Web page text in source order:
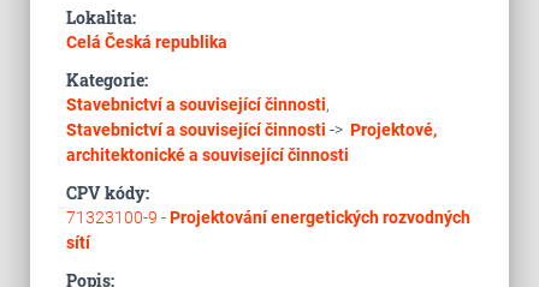
Lokalita:
Celá Česká republika
Kategorie:
Stavebnictví a související činnosti,
Stavebnictví a související činnosti -> Projektové,
architektonické a související činnosti
CPV kódy:
71323100-9 -Projektování energetických rozvodných
sítí
Popis: